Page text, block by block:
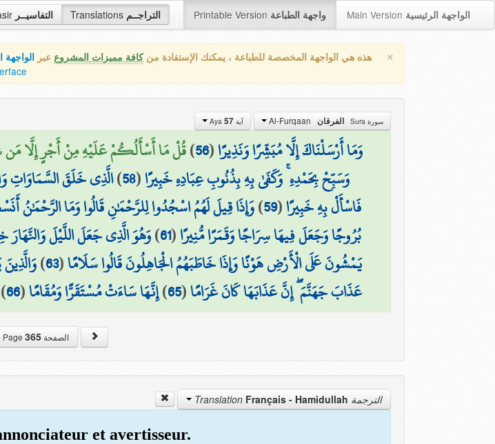
التفاسيــر Translations التراجــم Printable Version واجهة الطباعة Main Version الواجهة الرئيسية
× هذه هي الواجهة المخصصة للطباعة ، يمكنك الإستفادة منكافة مميزات المشروع عبر الواجهة
سورة Sura الفرقان آية Aya 57
وَمَا أَرْسَلْنَاكَ إِلَّا مُبَشِّرًا وَنَذِيرًا(
56
)قُلْ مَا أَسْأَلُكُمْ عَلَيْهِ مِنْ أَجْرٍ إِلَّا مَن
وَسَبِّحْ بِحَمْدِهِ ۚ وَكَفَىٰ بِهِ بِذُنُوبِ عِبَادِهِ خَبِيرًا(
58
)الَّذِي خَلَقَ السَّمَاوَاتِ
فَاسْأَلْ بِهِ خَبِيرًا(
59
)وَإِذَا قِيلَ لَهُمُ اسْجُدُوا لِلرَّحْمَٰنِ قَالُوا وَمَا الرَّحْمَٰنُ
بُرُوجًا وَجَعَلَ فِيهَا سِرَاجًا وَقَمَرًا مُّنِيرًا(
61
)وَهُوَ الَّذِي جَعَلَ اللَّيْلَ
يَمْشُونَ عَلَى الْأَرْضِ هَوْنًا وَإِذَا خَاطَبَهُمُ الْجَاهِلُونَ قَالُوا سَلَامًا(
63
)
عَذَابَ جَهَنَّمَ ۖ إِنَّ عَذَابَهَا كَانَ غَرَامًا(
65
)إِنَّهَا سَاءَتْ مُسْتَقَرًّا وَمُقَامًا(
66
الصفحة Page365
الترجمة Translation Français - Hamidullah
et avertisseur.